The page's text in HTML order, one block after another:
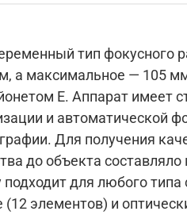
тип фокусного
а максимальное — 105
E. Аппарат имеет
и автоматической
Для получения
до объекта
для любого типа
элементов) и